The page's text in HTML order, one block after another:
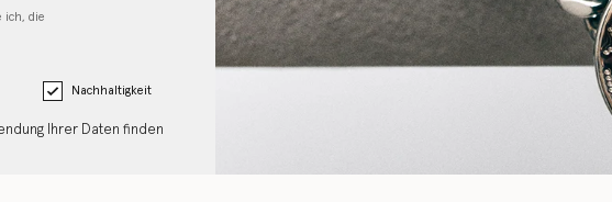
ich, die
Nachhaltigkeit
Ihrer Daten finden